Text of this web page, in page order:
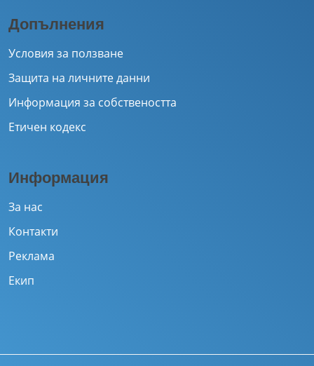
Допълнения
Условия за ползване
Защита на личните данни
Информация за собствеността
Етичен кодекс
Информация
За нас
Контакти
Реклама
Екип